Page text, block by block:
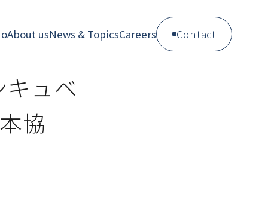
About usNews & TopicsCareers Contact
ュベ
協